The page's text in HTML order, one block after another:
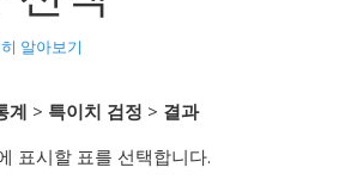
알아보기
계 > 특이치 검정 > 결과
표시할 표를 선택합니다.